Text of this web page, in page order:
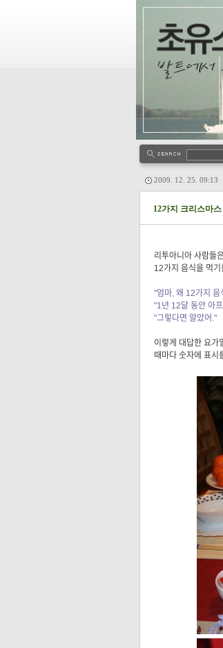
2009. 12. 25. 09:13
12가지 크리스마
리투아니아 사람들
12가지 음식을 먹기
"엄마, 왜 12가지 음
"1년 12달 동안 아
"그렇다면 알았어."
이렇게 대답한 요가
때마다 숫자에 표시